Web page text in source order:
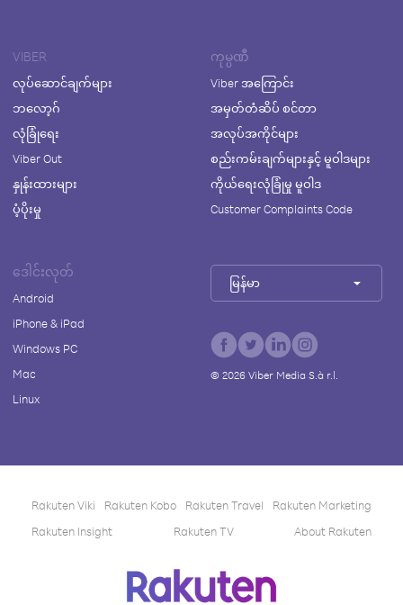
VIBER
လုပ်ဆောင်ချက်များ
ဘလော့ဂ်
လုံခြုံရေး
Viber Out
နှုန်းထားများ
ပံ့ပိုးမှု
ကုမ္ပဏီ
Viber အကြောင်း
အမှတ်တံဆိပ် စင်တာ
အလုပ်အကိုင်များ
စည်းကမ်းချက်များနှင့် မူဝါဒများ
ကိုယ်ရေးလုံခြုံမှု မူဝါဒ
Customer Complaints Code
ဒေါင်းလုတ်
Android
iPhone & iPad
Windows PC
Mac
Linux
မြန်မာ
© 2026Viber Media S.à r.l.
Rakuten Viki Rakuten Kobo Rakuten Travel
Rakuten Marketing
Rakuten Insight
Rakuten TV About Rakuten